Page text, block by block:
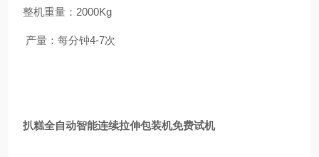
整机重量： 2000Kg
产量：每分钟4-7次
扒糕全自动智能连续拉伸包装机免费试机